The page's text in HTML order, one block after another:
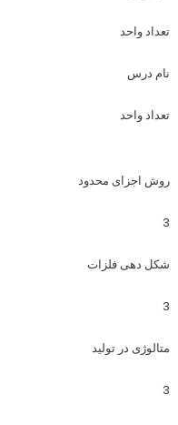
تعداد واحد
نام درس
تعداد واحد
روش اجزای محدود
3
شکل دهی فلزات
3
متالوژی در تولید
3